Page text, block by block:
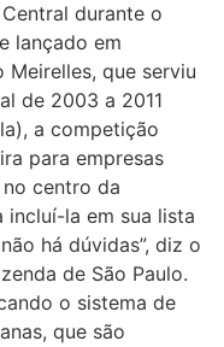
durante o
lançado em
que serviu
de 2003 a 2011
a competição
para empresas
centro da
incluí-la em sua lista
há dúvidas”, diz o
de São Paulo.
o sistema de
que são